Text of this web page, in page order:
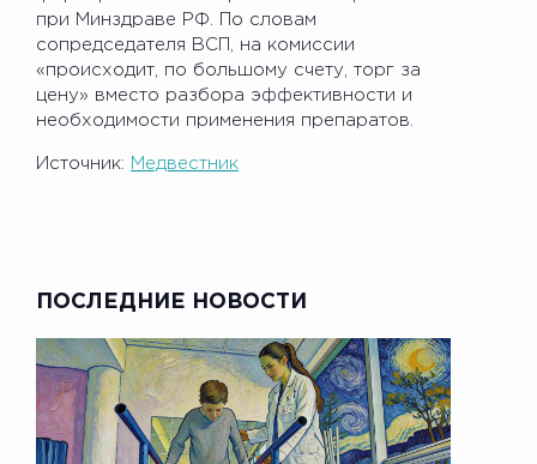
при Минздраве РФ. По словам
сопредседателя ВСП, на комиссии
«происходит, по большому счету, торг за
цену» вместо разбора эффективности и
необходимости применения препаратов.
Источник: Медвестник
ПОСЛЕДНИЕ НОВОСТИ